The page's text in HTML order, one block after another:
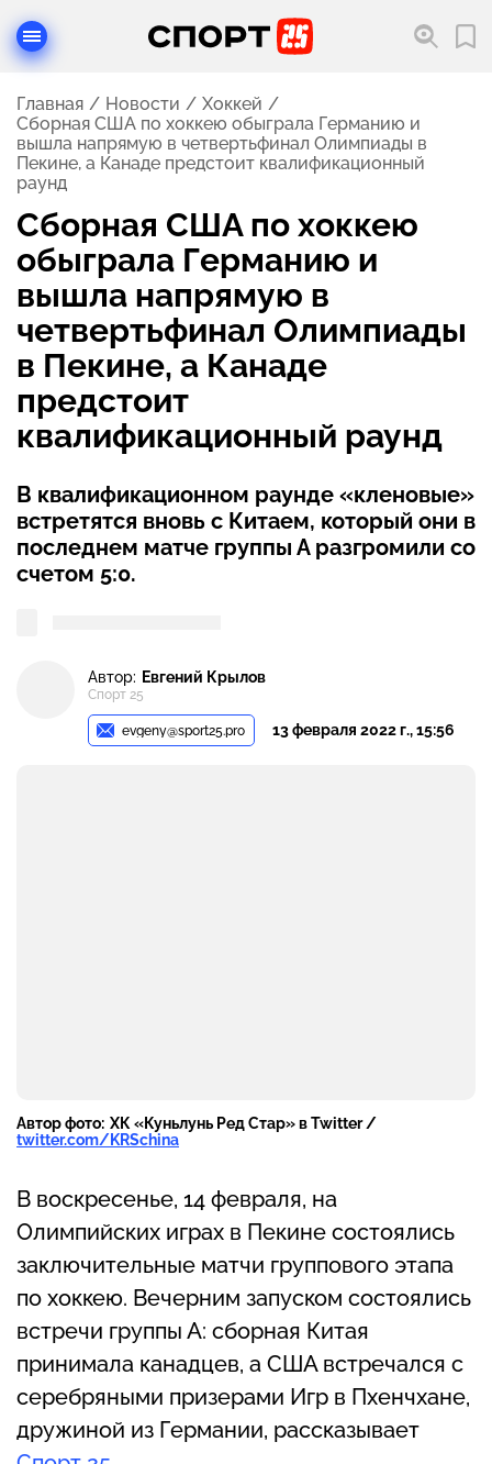
Главная Новости
Хоккей
Сборная США по хоккею обыграла Германию и
вышла напрямую в четвертьфинал Олимпиады в
Пекине, а Канаде предстоит квалификационный
раунд
Сборная США по хоккею
обыграла Германию и
вышла напрямую в
четвертьфинал Олимпиады
в Пекине, а Канаде
предстоит
квалификационный раунд
В квалификационном раунде «кленовые»
встретятся вновь с Китаем, который они в
последнем матче группы А разгромили со
счетом 5:0.
Автор: Евгений Крылов
Спорт 25
evgeny@sport25.pro 13 февраля 2022 г., 15:56
Автор фото: ХК «Куньлунь Ред Стар» в Twitter /
twitter.com/KRSchina
В воскресенье, 14 февраля, на
Олимпийских играх в Пекине состоялись
заключительные матчи группового этапа
по хоккею. Вечерним запуском состоялись
встречи группы А: сборная Китая
принимала канадцев, а США встречался с
серебряными призерами Игр в Пхенчхане,
дружиной из Германии, рассказывает